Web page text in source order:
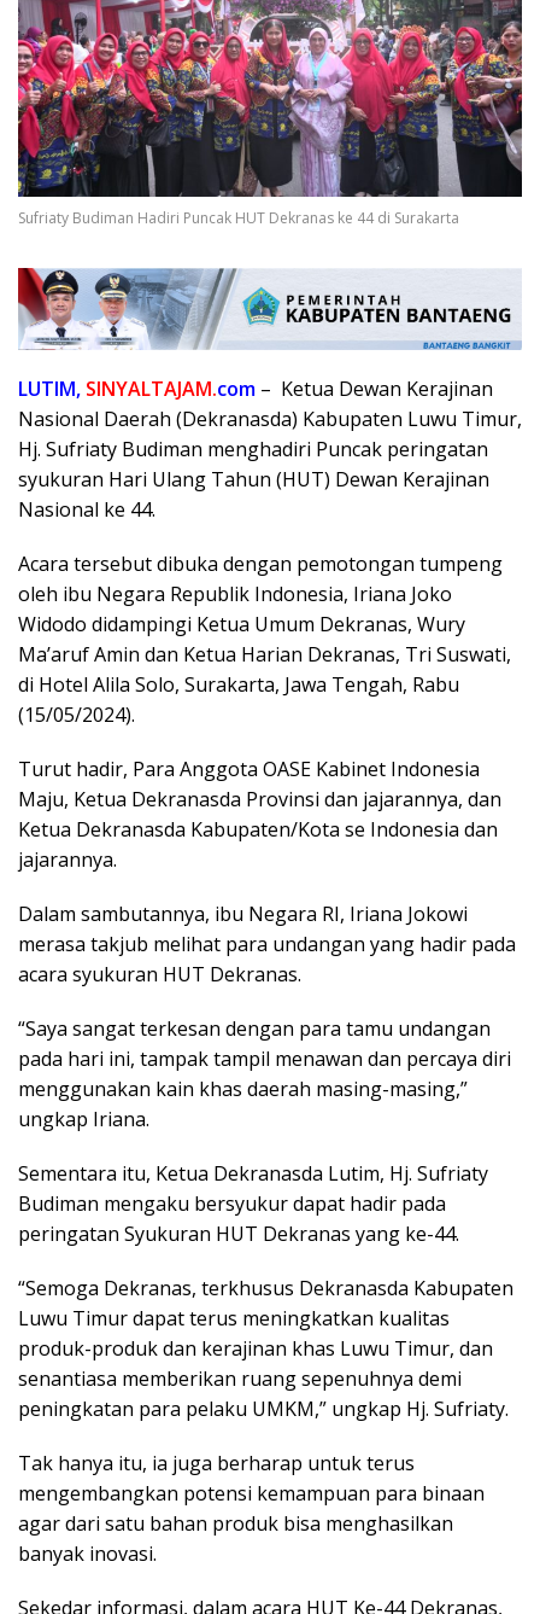
Sufriaty Budiman Hadiri Puncak HUT Dekranas ke 44 di Surakarta
LUTIM, SINYALTAJAM.com – Ketua Dewan Kerajinan
Nasional Daerah (Dekranasda) Kabupaten Luwu Timur,
Hj. Sufriaty Budiman menghadiri Puncak peringatan
syukuran Hari Ulang Tahun (HUT) Dewan Kerajinan
Nasional ke 44.
Acara tersebut dibuka dengan pemotongan tumpeng
oleh ibu Negara Republik Indonesia, Iriana Joko
Widodo didampingi Ketua Umum Dekranas, Wury
Ma’aruf Amin dan Ketua Harian Dekranas, Tri Suswati,
di Hotel Alila Solo, Surakarta, Jawa Tengah, Rabu
(15/05/2024).
Turut hadir, Para Anggota OASE Kabinet Indonesia
Maju, Ketua Dekranasda Provinsi dan jajarannya, dan
Ketua Dekranasda Kabupaten/Kota se Indonesia dan
jajarannya.
Dalam sambutannya, ibu Negara RI, Iriana Jokowi
merasa takjub melihat para undangan yang hadir pada
acara syukuran HUT Dekranas.
“Saya sangat terkesan dengan para tamu undangan
pada hari ini, tampak tampil menawan dan percaya diri
menggunakan kain khas daerah masing-masing,”
ungkap Iriana.
Sementara itu, Ketua Dekranasda Lutim, Hj. Sufriaty
Budiman mengaku bersyukur dapat hadir pada
peringatan Syukuran HUT Dekranas yang ke-44.
“Semoga Dekranas, terkhusus Dekranasda Kabupaten
Luwu Timur dapat terus meningkatkan kualitas
produk-produk dan kerajinan khas Luwu Timur, dan
senantiasa memberikan ruang sepenuhnya demi
peningkatan para pelaku UMKM,” ungkap Hj. Sufriaty.
Tak hanya itu, ia juga berharap untuk terus
mengembangkan potensi kemampuan para binaan
agar dari satu bahan produk bisa menghasilkan
banyak inovasi.
Sekedar informasi, dalam acara HUT Ke-44 Dekranas,